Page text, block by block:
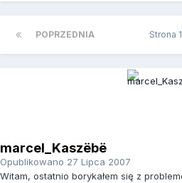
POPRZEDNIA Strona
marcel_Kaszëbë
Opublikowano 27 Lipca 2007
Witam, ostatnio borykałem się z